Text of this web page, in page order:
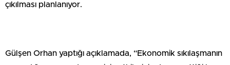
çıkılması planlanıyor.
Gülşen Orhan yaptığı açıklamada, “Ekonomik sıkılaşmanın